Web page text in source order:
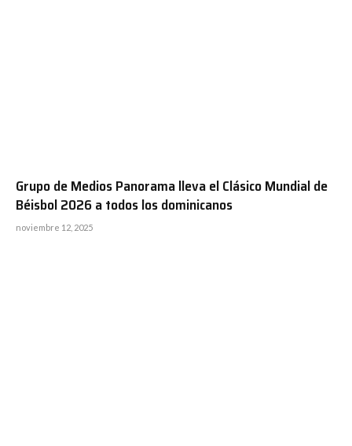
Grupo de Medios Panorama lleva el Clásico Mundial de
Béisbol 2026 a todos los dominicanos
noviembre 12, 2025